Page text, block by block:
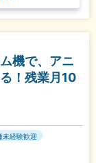
機で、アニ
！残業月10
未経験歓迎